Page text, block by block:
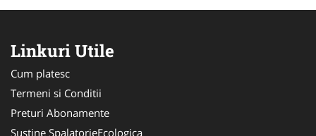
Linkuri Utile
Cum platesc
Termeni si Conditii
Preturi Abonamente
Sustine SpalatorieEcologica